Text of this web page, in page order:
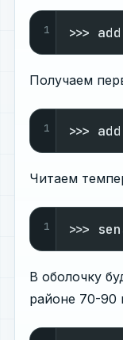
1 >>>
Получаем
1 >>>
Читаем
1 >>>
В оболочку
районе 70-90